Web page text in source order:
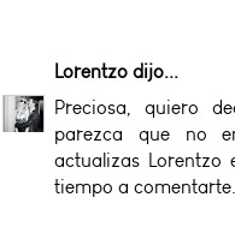
Lorentzo dijo...
Preciosa, quiero
parezca que no
actualizas
tiempo a comentarte.